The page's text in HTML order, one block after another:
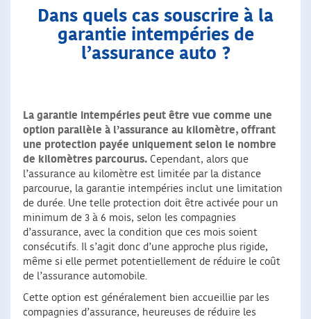
Dans quels cas souscrire à la
garantie intempéries de
l’assurance auto ?
La garantie intempéries peut être vue comme une
option parallèle à l’assurance au kilomètre, offrant
une protection payée uniquement selon le nombre
de kilomètres parcourus. Cependant, alors que
l’assurance au kilomètre est limitée par la distance
parcourue, la garantie intempéries inclut une limitation
de durée. Une telle protection doit être activée pour un
minimum de 3 à 6 mois, selon les compagnies
d’assurance, avec la condition que ces mois soient
consécutifs. Il s’agit donc d’une approche plus rigide,
même si elle permet potentiellement de réduire le coût
de l’assurance automobile.
Cette option est généralement bien accueillie par les
compagnies d’assurance, heureuses de réduire les